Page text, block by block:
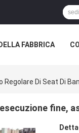
FABBRICA
Di Seat Di
fine,